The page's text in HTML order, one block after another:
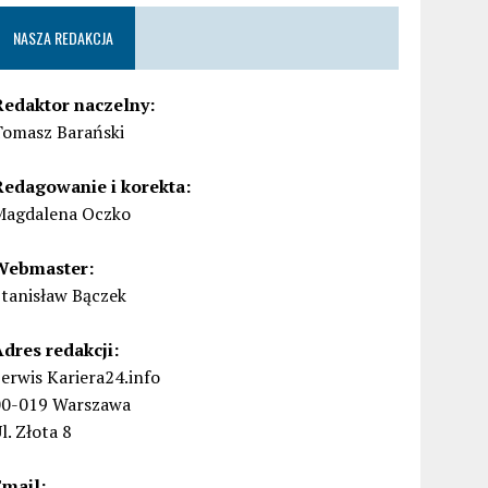
NASZA REDAKCJA
naczelny:
Barański
i korekta:
Oczko
Bączek
redakcji:
Kariera24.info
019 Warszawa
Złota 8